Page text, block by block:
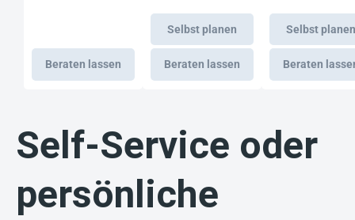
Beraten lassen
Selbst planen
Beraten lassen
Selbst planen
Beraten
Self-Service oder
persönliche